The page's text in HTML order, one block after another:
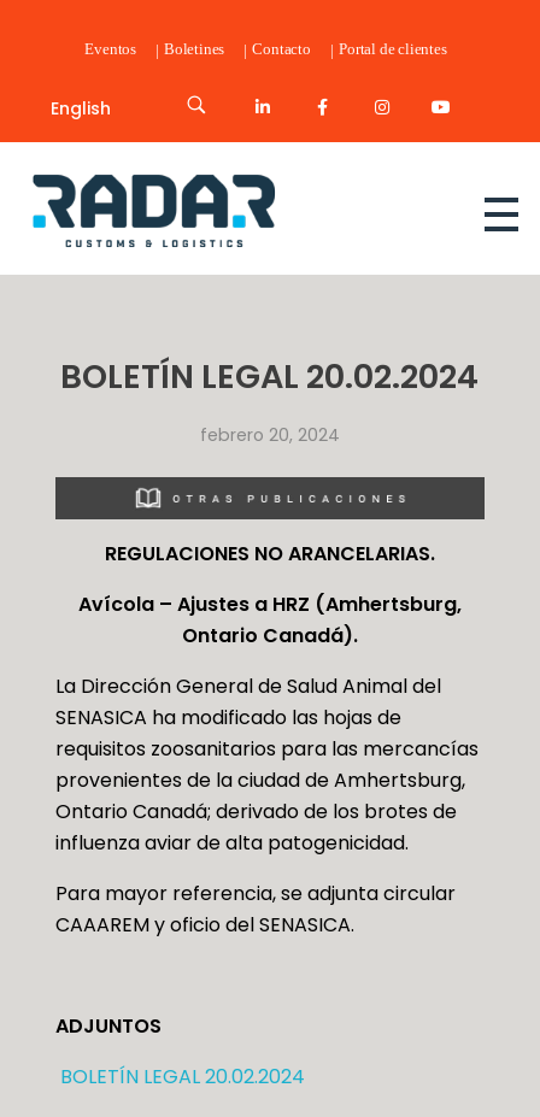
Eventos Boletines Contacto Portal de clientes
English
Radar Customs & Logistics
BOLETÍN LEGAL 20.02.2024
febrero 20, 2024
REGULACIONES NO ARANCELARIAS.
Avícola – Ajustes a HRZ (Amhertsburg,
Ontario Canadá).
La Dirección General de Salud Animal del
SENASICA ha modificado las hojas de
requisitos zoosanitarios para las mercancías
provenientes de la ciudad de Amhertsburg,
Ontario Canadá; derivado de los brotes de
influenza aviar de alta patogenicidad.
Para mayor referencia, se adjunta circular
CAAAREM y oficio del SENASICA.
ADJUNTOS
BOLETÍN LEGAL 20.02.2024